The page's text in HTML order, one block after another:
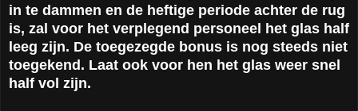
in te dammen en de heftige periode achter de rug
is, zal voor het verplegend personeel het glas half
leeg zijn. De toegezegde bonus is nog steeds niet
toegekend. Laat ook voor hen het glas weer snel
half vol zijn.